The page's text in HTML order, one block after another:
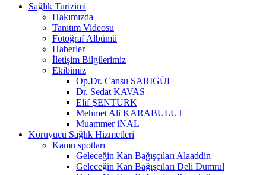
Sağlık Turizimi
Hakımızda
Tanıtım Videosu
Fotoğraf Albümü
Haberler
İletişim Bilgilerimiz
Ekibimiz
Op.Dr. Cansu SARIGÜL
Dr. Sedat KAVAS
Elif ŞENTÜRK
Mehmet Ali KARABULUT
Muammer iNAL
Koruyucu Sağlık Hizmetleri
Kamu spotları
Geleceğin Kan Bağışçıları Alaaddin
Geleceğin Kan Bağışçıları Deli Dumrul